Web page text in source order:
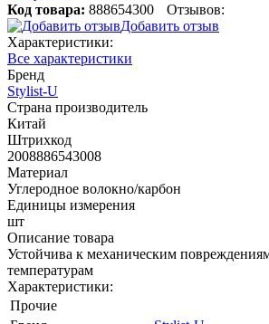
Код товара: 888654300
Отзывов:
Добавить отзыв
Характеристики:
Все характеристики
Бренд
Stylist-U
Страна производитель
Китай
Штрихкод
2008886543008
Материал
Углеродное волокно/карбон
Единицы измерения
шт
Описание товара
Устойчива к механическим
температурам
Характеристики:
Прочие